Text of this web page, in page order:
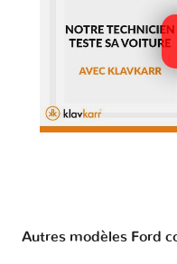
Autres modèles Ford